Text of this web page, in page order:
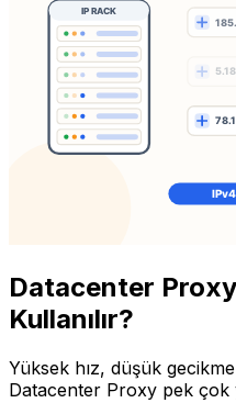
Datacenter
Kullanılır?
Yüksek hız, düşük
Datacenter Proxy pek çok